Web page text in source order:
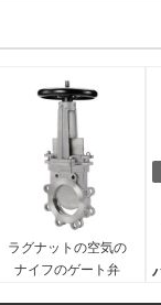
トルクを低減します。
ラグナットの空気の
ナイフのゲート弁